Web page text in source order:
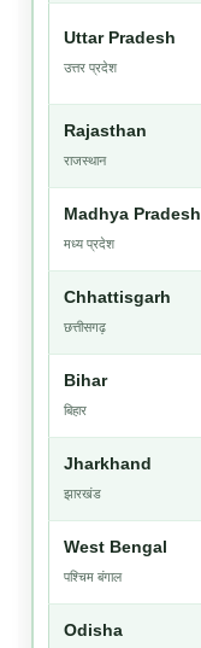
Uttar Pradesh
उत्तर प्रदेश
Rajasthan
राजस्थान
Madhya Pradesh
मध्य प्रदेश
Chhattisgarh
छत्तीसगढ़
Bihar
बिहार
Jharkhand
झारखंड
West Bengal
पश्चिम बंगाल
Odisha